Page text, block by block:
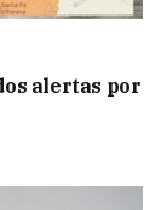
alertas por